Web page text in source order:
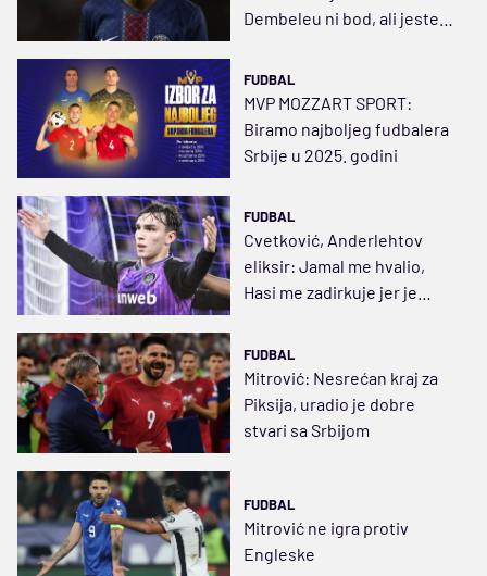
Dembeleu ni bod, ali jeste
FUDBAL
MVP MOZZART SPORT:
Biramo najboljeg fudbalera
Srbije u 2025. godini
FUDBAL
Cvetković, Anderlehtov
eliksir: Jamal me hvalio,
Hasi me zadirkuje jer je
FUDBAL
Mitrović: Nesrećan kraj za
Piksija, uradio je dobre
stvari sa Srbijom
FUDBAL
Mitrović ne igra protiv
Engleske